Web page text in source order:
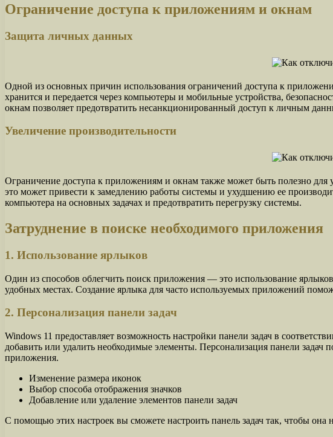
Ограничение доступа к приложениям и окнам
Защита личных данных
Одной из основных причин использования ограничений доступа к
хранится и передается через компьютеры и мобильные устройства,
окнам позволяет предотвратить несанкционированный доступ к личным
Увеличение производительности
Ограничение доступа к приложениям и окнам также может быть полезно
это может привести к замедлению работы системы и ухудшению ее
компьютера на основных задачах и предотвратить перегрузку системы.
Затруднение в поиске необходимого приложения
1. Использование ярлыков
Один из способов облегчить поиск приложения — это использование
удобных местах. Создание ярлыка для часто используемых приложений
2. Персонализация панели задач
Windows 11 предоставляет возможность настройки панели задач в
добавить или удалить необходимые элементы. Персонализация панели
приложения.
Изменение размера иконок
Выбор способа отображения значков
Добавление или удаление элементов панели задач
С помощью этих настроек вы сможете настроить панель задач так, чтобы